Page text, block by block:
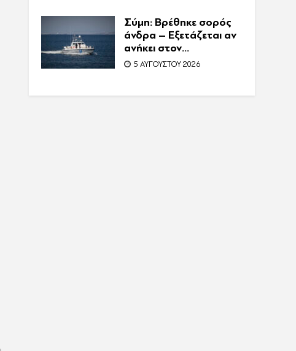
Συνελήφθη η
συνιδιοκτήτρια
Σύμη: Βρέθηκε σορός
άνδρα – Εξετάζεται αν
ανήκει στον
αγνοούμενο Γερμανό
5 ΑΥΓΟΎΣΤΟΥ 2026